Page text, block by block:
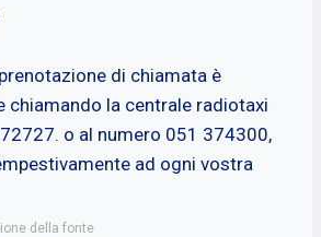
di chiamata è
chiamando la centrale radiotaxi
o al numero 051 374300,
ad ogni vostra
della fonte